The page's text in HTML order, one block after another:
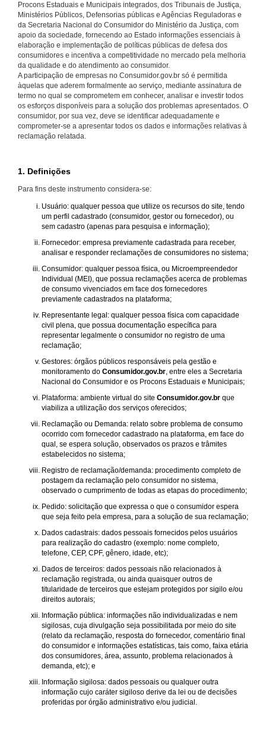
Procons Estaduais e Municipais integrados, dos Tribunais de Justiça,
Ministérios Públicos, Defensorias públicas e Agências Reguladoras e
da Secretaria Nacional do Consumidor do Ministério da Justiça, com
apoio da sociedade, fornecendo ao Estado informações essenciais à
elaboração e implementação de políticas públicas de defesa dos
consumidores e incentiva a competitividade no mercado pela melhoria
da qualidade e do atendimento ao consumidor.
A participação de empresas no Consumidor.gov.br só é permitida
àquelas que aderem formalmente ao serviço, mediante assinatura de
termo no qual se comprometem em conhecer, analisar e investir todos
os esforços disponíveis para a solução dos problemas apresentados. O
consumidor, por sua vez, deve se identificar adequadamente e
comprometer-se a apresentar todos os dados e informações relativas à
reclamação relatada.
1. Definições
Para fins deste instrumento considera-se:
Usuário: qualquer pessoa que utilize os recursos do site, tendo
um perfil cadastrado (consumidor, gestor ou fornecedor), ou
sem cadastro (apenas para pesquisa e informação);
Fornecedor: empresa previamente cadastrada para receber,
analisar e responder reclamações de consumidores no sistema;
Consumidor: qualquer pessoa física, ou Microempreendedor
Individual (MEI), que possua reclamações acerca de problemas
de consumo vivenciados em face dos fornecedores
previamente cadastrados na plataforma;
Representante legal: qualquer pessoa física com capacidade
civil plena, que possua documentação específica para
representar legalmente o consumidor no registro de uma
reclamação;
Gestores: órgãos públicos responsáveis pela gestão e
monitoramento do Consumidor.gov.br, entre eles a Secretaria
Nacional do Consumidor e os Procons Estaduais e Municipais;
Plataforma: ambiente virtual do site Consumidor.gov.br que
viabiliza a utilização dos serviços oferecidos;
Reclamação ou Demanda: relato sobre problema de consumo
ocorrido com fornecedor cadastrado na plataforma, em face do
qual, se espera solução, observados os prazos e trâmites
estabelecidos no sistema;
Registro de reclamação/demanda: procedimento completo de
postagem da reclamação pelo consumidor no sistema,
observado o cumprimento de todas as etapas do procedimento;
Pedido: solicitação que expressa o que o consumidor espera
que seja feito pela empresa, para a solução de sua reclamação;
Dados cadastrais: dados pessoais fornecidos pelos usuários
para realização do cadastro (exemplo: nome completo,
telefone, CEP, CPF, gênero, idade, etc);
Dados de terceiros: dados pessoais não relacionados à
reclamação registrada, ou ainda quaisquer outros de
titularidade de terceiros que estejam protegidos por sigilo e/ou
direitos autorais;
Informação pública: informações não individualizadas e nem
sigilosas, cuja divulgação seja possibilitada por meio do site
(relato da reclamação, resposta do fornecedor, comentário final
do consumidor e informações estatísticas, tais como, faixa etária
dos consumidores, área, assunto, problema relacionados à
demanda, etc); e
Informação sigilosa: dados pessoais ou qualquer outra
informação cujo caráter sigiloso derive da lei ou de decisões
proferidas por órgão administrativo e/ou judicial.